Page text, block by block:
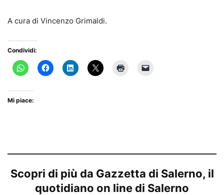
A cura di Vincenzo Grimaldi.
Condividi:
Mi piace:
Scopri di più da Gazzetta di Salerno, il
quotidiano on line di Salerno